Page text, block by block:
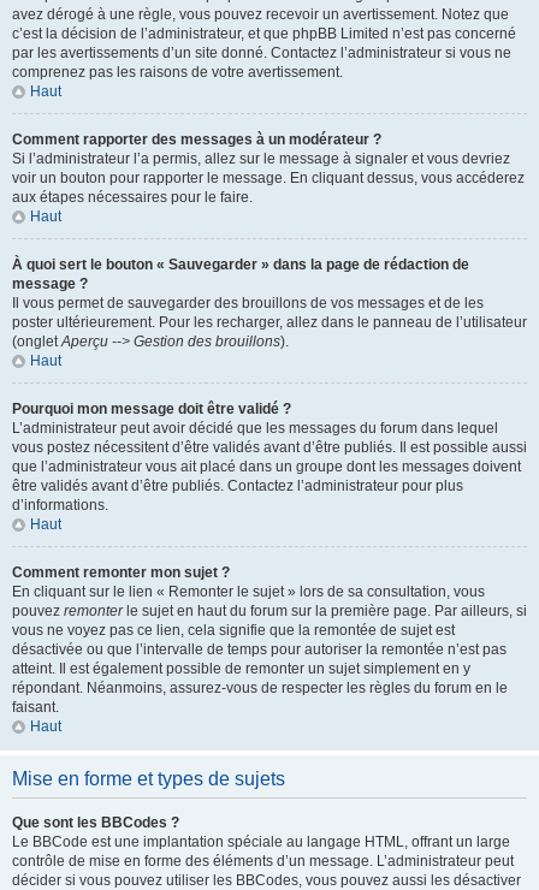
avez dérogé à une règle, vous pouvez recevoir un avertissement. Notez que
c’est la décision de l’administrateur, et que phpBB Limited n’est pas concerné
par les avertissements d’un site donné. Contactez l’administrateur si vous ne
comprenez pas les raisons de votre avertissement.
Haut
Comment rapporter des messages à un modérateur ?
Si l’administrateur l’a permis, allez sur le message à signaler et vous devriez
voir un bouton pour rapporter le message. En cliquant dessus, vous accéderez
aux étapes nécessaires pour le faire.
Haut
À quoi sert le bouton « Sauvegarder » dans la page de rédaction de
message ?
Il vous permet de sauvegarder des brouillons de vos messages et de les
poster ultérieurement. Pour les recharger, allez dans le panneau de l’utilisateur
(ongletAperçu --> Gestion des brouillons).
Haut
Pourquoi mon message doit être validé ?
L’administrateur peut avoir décidé que les messages du forum dans lequel
vous postez nécessitent d’être validés avant d’être publiés. Il est possible aussi
que l’administrateur vous ait placé dans un groupe dont les messages doivent
être validés avant d’être publiés. Contactez l’administrateur pour plus
d’informations.
Haut
Comment remonter mon sujet ?
En cliquant sur le lien « Remonter le sujet » lors de sa consultation, vous
pouvez remonterle sujet en haut du forum sur la première page. Par ailleurs, si
vous ne voyez pas ce lien, cela signifie que la remontée de sujet est
désactivée ou que l’intervalle de temps pour autoriser la remontée n’est pas
atteint. Il est également possible de remonter un sujet simplement en y
répondant. Néanmoins, assurez-vous de respecter les règles du forum en le
faisant.
Haut
Mise en forme et types de sujets
Que sont les BBCodes ?
Le BBCode est une implantation spéciale au langage HTML, offrant un large
contrôle de mise en forme des éléments d’un message. L’administrateur peut
décider si vous pouvez utiliser les BBCodes, vous pouvez aussi les désactiver